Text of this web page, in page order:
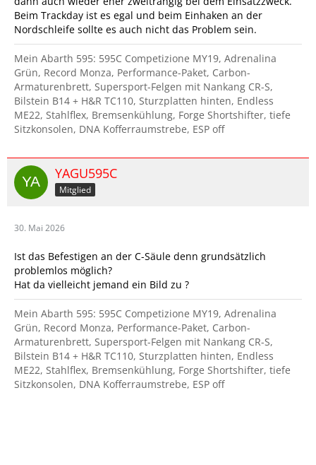
Beim Trackday ist es egal und beim Einhaken an der
Nordschleife sollte es auch nicht das Problem sein.
Mein Abarth 595: 595C Competizione MY19, Adrenalina
Grün, Record Monza, Performance-Paket, Carbon-
Armaturenbrett, Supersport-Felgen mit Nankang CR-S,
Bilstein B14 + H&R TC110, Sturzplatten hinten, Endless
ME22, Stahlflex, Bremsenkühlung, Forge Shortshifter, tiefe
Sitzkonsolen, DNA Kofferraumstrebe, ESP off
YAGU595C
Mitglied
30. Mai 2026
Ist das Befestigen an der C-Säule denn grundsätzlich
problemlos möglich?
Hat da vielleicht jemand ein Bild zu ?
Mein Abarth 595: 595C Competizione MY19, Adrenalina
Grün, Record Monza, Performance-Paket, Carbon-
Armaturenbrett, Supersport-Felgen mit Nankang CR-S,
Bilstein B14 + H&R TC110, Sturzplatten hinten, Endless
ME22, Stahlflex, Bremsenkühlung, Forge Shortshifter, tiefe
Sitzkonsolen, DNA Kofferraumstrebe, ESP off